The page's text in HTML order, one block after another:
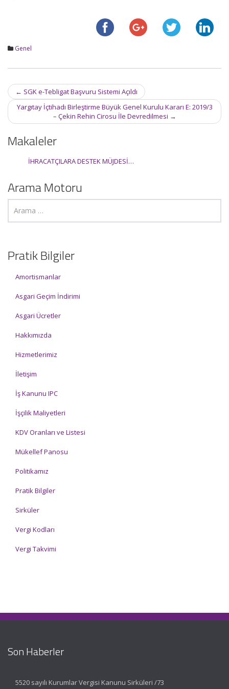
Genel
Post
navigation
← SGK e-Tebligat Başvuru Sistemi Açıldı
Yargıtay İçtihadı Birleştirme Büyük Genel Kurulu Kararı E: 2019/3
– Çekin Rehin Cirosu İle Devredilmesi →
Makaleler
İHRACATÇILARA DESTEK MÜJDESİ…
Arama Motoru
Pratik Bilgiler
Amortismanlar
Asgari Geçim İndirimi
Asgari Ücretler
Hakkımızda
Hizmetlerimiz
İletişim
İş Kanunu IPC
İşçilik Maliyetleri
KDV Oranları ve Listesi
Mükellef Panosu
Politikamız
Pratik Bilgiler
Sirküler
Vergi Kodları
Vergi Takvimi
Son Haberler
5520 sayılı Kurumlar Vergisi Kanunu Sirküleri /73